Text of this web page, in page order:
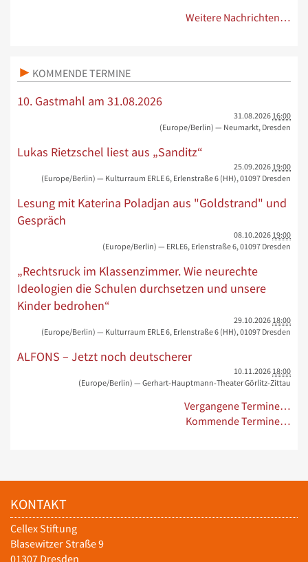
Weitere Nachrichten…
KOMMENDE TERMINE
10. Gastmahl am 31.08.2026
31.08.2026 16:00
(Europe/Berlin) — Neumarkt, Dresden
Lukas Rietzschel liest aus „Sanditz“
25.09.2026 19:00
(Europe/Berlin) — Kulturraum ERLE 6, Erlenstraße 6 (HH), 01097 Dresden
Lesung mit Katerina Poladjan aus "Goldstrand" und
Gespräch
08.10.2026 19:00
(Europe/Berlin) — ERLE6, Erlenstraße 6, 01097 Dresden
„Rechtsruck im Klassenzimmer. Wie neurechte
Ideologien die Schulen durchsetzen und unsere
Kinder bedrohen“
29.10.2026 18:00
(Europe/Berlin) — Kulturraum ERLE 6, Erlenstraße 6 (HH), 01097 Dresden
ALFONS – Jetzt noch deutscherer
10.11.2026 18:00
(Europe/Berlin) — Gerhart-Hauptmann-Theater Görlitz-Zittau
Vergangene Termine…
Kommende Termine…
KONTAKT
Cellex Stiftung
Blasewitzer Straße 9
01307 Dresden